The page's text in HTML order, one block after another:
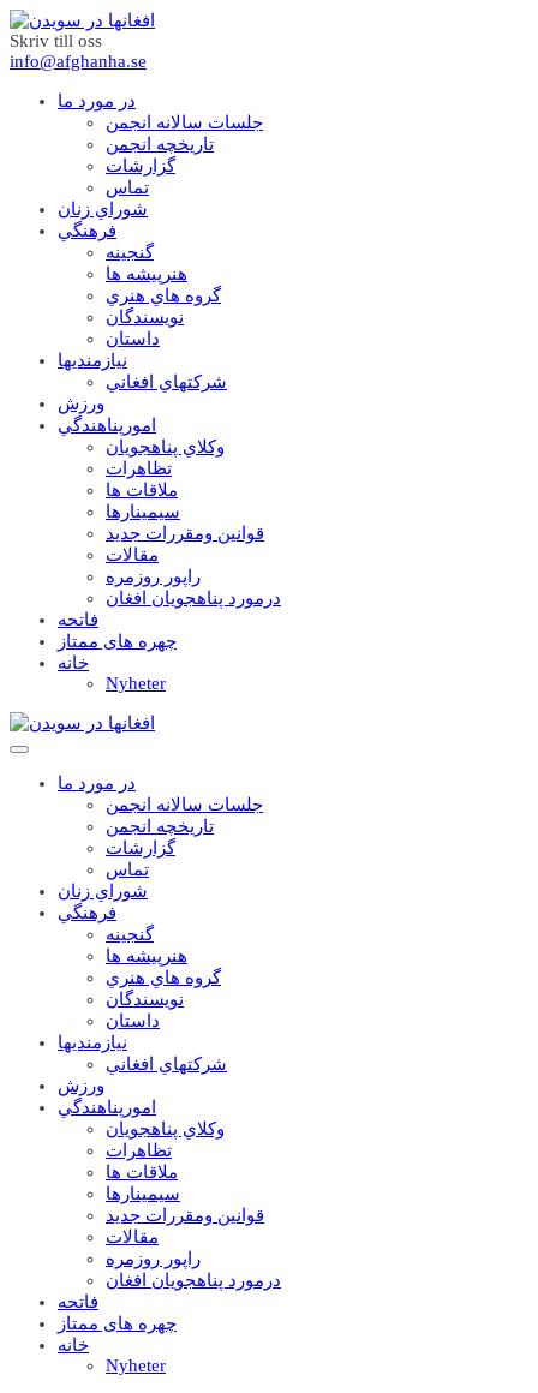
Skriv till oss
info@afghanha.se
در مورد ما
جلسات سالانه انجمن
تاریخچه انجمن
گزارشات
تماس
شوراي زنان
فرهنگي
گنجينه
هنرپيشه ها
گروه هاي هنري
نويسندگان
داستان
نيازمنديها
شرکتهاي افغاني
ورزش
امورپناهندگي
وکلاي پناهجويان
تظاهرات
ملاقات ها
سيمينارها
قوانين ومقررات جديد
مقالات
راپور روزمره
درمورد پناهجويان افغان
فاتحه
چهره های ممتاز
خانه
Nyheter
در مورد ما
جلسات سالانه انجمن
تاریخچه انجمن
گزارشات
تماس
شوراي زنان
فرهنگي
گنجينه
هنرپيشه ها
گروه هاي هنري
نويسندگان
داستان
نيازمنديها
شرکتهاي افغاني
ورزش
امورپناهندگي
وکلاي پناهجويان
تظاهرات
ملاقات ها
سيمينارها
قوانين ومقررات جديد
مقالات
راپور روزمره
درمورد پناهجويان افغان
فاتحه
چهره های ممتاز
خانه
Nyheter